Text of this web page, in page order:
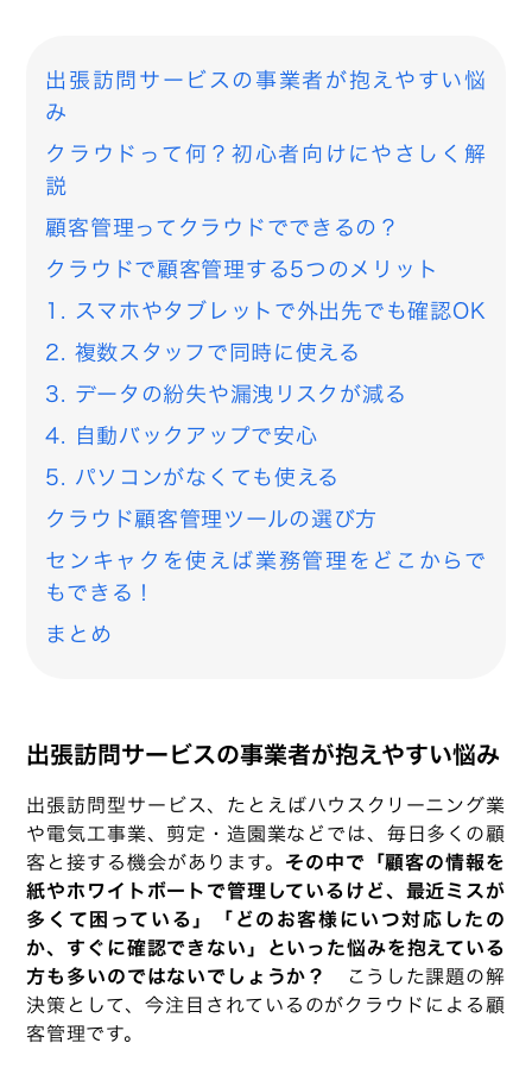
出張訪問サービスの事業者が抱えやすい悩
み
クラウドって何？初心者向けにやさしく解
説
顧客管理ってクラウドでできるの？
クラウドで顧客管理する5つのメリット
1. スマホやタブレットで外出先でも確認OK
2. 複数スタッフで同時に使える
3. データの紛失や漏洩リスクが減る
4. 自動バックアップで安心
5. パソコンがなくても使える
クラウド顧客管理ツールの選び方
センキャクを使えば業務管理をどこからで
もできる！
まとめ
出張訪問サービスの事業者が抱えやすい悩み
出張訪問型サービス、たとえばハウスクリーニング業
や電気工事業、剪定・造園業などでは、毎日多くの顧
客と接する機会があります。 その中で「顧客の情報を
紙やホワイトボートで管理しているけど、最近ミスが
多くて困っている」「どのお客様にいつ対応したの
か、すぐに確認できない」といった悩みを抱えている
方も多いのではないでしょうか？
こうした課題の解
決策として、今注目されているのがクラウドによる顧
客管理です。